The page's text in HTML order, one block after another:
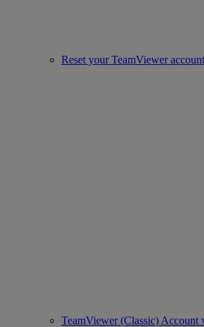
Reset your TeamViewer
TeamViewer (Classic) Account